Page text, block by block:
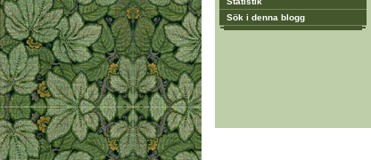
Sök i denna blogg